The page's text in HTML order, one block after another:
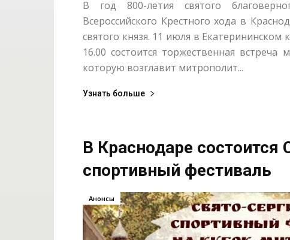
В год 800-летия святого
Всероссийского Крестного хода в
святого князя. 11 июля в
16.00 состоится торжественная встреча
которую возглавит митрополит...
Узнать больше
В Краснодаре состоится
спортивный фестиваль
Анонсы